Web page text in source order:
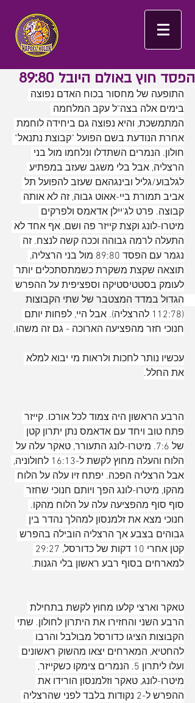
הפסד חוץ באולם היובל 89:80
התופעה של מחסור בכוח האדם נפוצה
בימים אלה בצה"ל עקב המלחמה
המתמשכת, והיא נפוצה גם ביחידה לוחמת
אחרת הנודעת בשם הפועל "קבוצת נתנאל"
חולון. הנמרים השתדלו ונלחמו מול בני
הרצליה, אבל בלי משגב שעזב במפתיע
לגלבוע/גליל ובינגהאם שעזב להפועל תל
אביב תמורת ביי-אאוט גבוה, זה לא אותה
קבוצה. פרט לג'יילן אדאמס ולפרקים
מיטרו-לונג וקצת קייזר פה ושם, אף אחד לא
התעלה לרמה גבוהה וככה קשה לנצח. זה
נגמר עם הפסד 89:80 מול בני הרצליה,
תוצאה שקצת משקרת כשמתסתכלים יותר
לעומק בסטטיסטיקה וספציפית על ההפרש
הגדול במדד המצטבר של שתי הקבוצות
(112:78 להרצליה). אבל היי, לפחות יותם
חנוכי חזר מהפציעה הארוכה - גם זה משהו.
עכשיו נותר לחכות ולראות מי יבוא למלא
את החלל.
הרבע הראשון היה צמוד לכל אורכו. קייזר
פתח טוב ויחד עם אדאמס נתן יתרון קטן
של 7:6. מיטרו-לונג התעורר, טאקר עלה על
הלוח והעלה מחוץ לקשת ל-16:13 לחולוניה,
אבל הרצליה הפכה. יפתח זיו עלה על הלוח
מהקו, מיטרו-לונג הפך ויותם חנוכי שחזר
סוף סוף מהפציעה עלה על הלוח מהקו.
חנוכי מצא את זלמנסון למהלך נהדר בין
גבוהים בצבע אך הרצליה הובילה בהפרש
למארחים בסוף רבע ראשון בלי הגנות.
טאקר וארצי קלעו מחוץ לקשת בתחילת
הרבע השני והחזירו את היתרון לחולון. שתי
הקבוצות הציגו כדורסל מבולבל והרבו
להחטיא, המארחים יצאו מהשוק ראשונים
ועלו ליתרון 5. הנמרים צימקו כשקייזר,
מיטרו-לונג, טאקר וזלמנסון הורידו את
ההפרש ל-2 נקודות בלבד לפני שהרצליה